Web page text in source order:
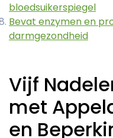
bloedsuikerspiegel
Bevat enzymen en
darmgezondheid
Vijf
met
en